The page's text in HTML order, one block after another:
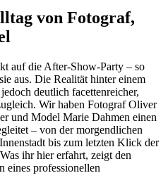
von Fotograf,
auf die After-Show-Party – so
aus. Die Realität hinter einem
deutlich facettenreicher,
Wir haben Fotograf Oliver
und Model Marie Dahmen einen
– von der morgendlichen
bis zum letzten Klick der
ihr hier erfahrt, zeigt den
eines professionellen